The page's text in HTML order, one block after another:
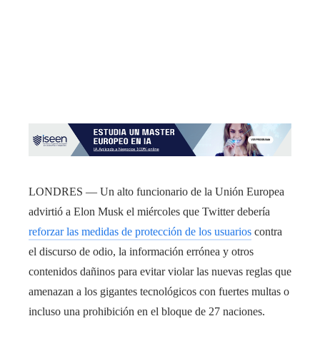
LONDRES — Un alto funcionario de la Unión Europea
advirtió a Elon Musk el miércoles que Twitter debería
reforzar las medidas de protección de los usuarios contra
el discurso de odio, la información errónea y otros
contenidos dañinos para evitar violar las nuevas reglas que
amenazan a los gigantes tecnológicos con fuertes multas o
incluso una prohibición en el bloque de 27 naciones.